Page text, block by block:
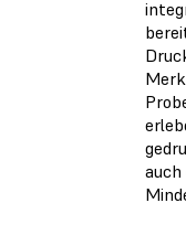
auch